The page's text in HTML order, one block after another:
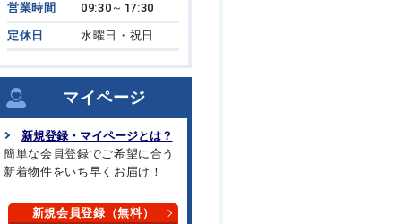
営業時間 09:30～17:30
定休日 水曜日・祝日
マイページ
新規登録・マイページとは？
簡単な会員登録でご希望に合う
新着物件をいち早くお届け！
新規会員登録（無料）